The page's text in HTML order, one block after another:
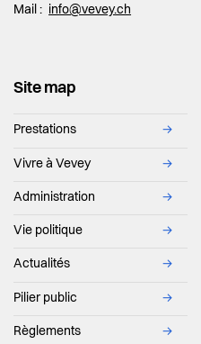
Mail : info@vevey.ch
Site map
Prestations →
Vivre à Vevey →
Administration →
Vie politique →
Actualités →
Pilier public →
Règlements →